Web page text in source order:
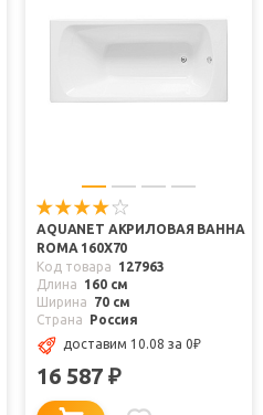
AQUANET АКРИЛОВАЯ ВАННА
ROMA 160Х70
Код товара
127963
Длина
160 см
Ширина
70 см
Страна
Россия
доставим 10.08 за 0₽
16 587 ₽